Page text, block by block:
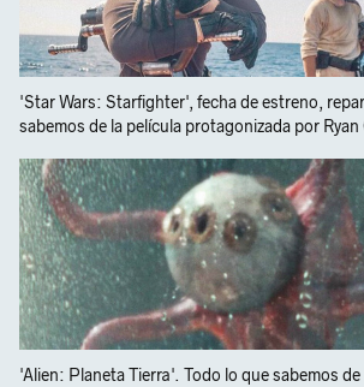
'Star Wars: Starfighter', fecha de estreno,
sabemos de la película protagonizada por Ryan
'Alien: Planeta Tierra'. Todo lo que sabemos